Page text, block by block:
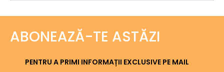
ABONEAZĂ-TE ASTĂZI
PENTRU A PRIMI INFORMAȚII EXCLUSIVE PE MAIL